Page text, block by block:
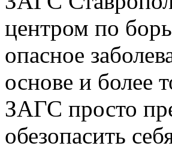
центром по
опасное
основе и более
ЗАГС просто
обезопасить